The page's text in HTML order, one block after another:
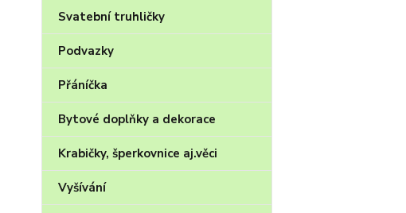
Svatební truhličky
Podvazky
Přáníčka
Bytové doplňky a dekorace
Krabičky, šperkovnice aj.věci
Vyšívání